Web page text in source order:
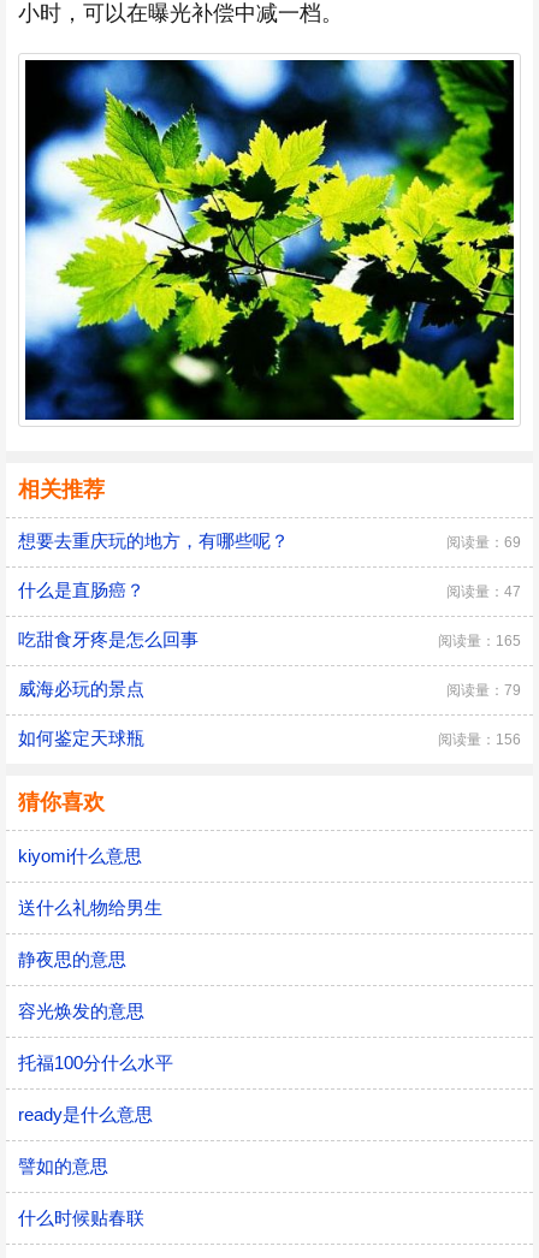
小时，可以在曝光补偿中减一档。
相关推荐
想要去重庆玩的地方，有哪些呢？ 阅读量：69
什么是直肠癌？ 阅读量：47
吃甜食牙疼是怎么回事 阅读量：165
威海必玩的景点 阅读量：79
如何鉴定天球瓶 阅读量：156
猜你喜欢
kiyomi什么意思
送什么礼物给男生
静夜思的意思
容光焕发的意思
托福100分什么水平
ready是什么意思
譬如的意思
什么时候贴春联